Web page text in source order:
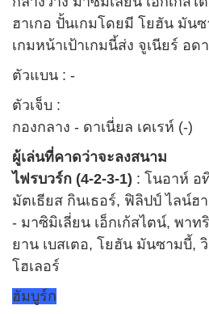
ฮาเกอ ปั้นเกมโดยมี โยฮัน มัน
เกมหน้าเป้าเกมนี้ส่ง จูเนียร์ อด
ตัวแบน : -
ตัวเจ็บ :
กองกลาง - ดาเนี่ยล เคเรห์ (-)
ผู้เล่นที่คาดว่าจะลงสนาม
ไฟรบวร์ก (4-2-3-1) : โนอาห์ อ
มัตเธียส กินเธอร์, ฟิลิปป์ ไลน์ฮ
- มาซิมิเลี่ยน เอ็กเก้สไตน์, พาท
ยาน เบสเตอ, โยฮัน มันซามบี้,
โฮเลอร์
ฮัมบูร์ก